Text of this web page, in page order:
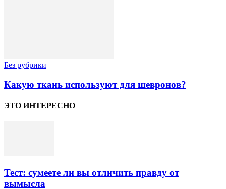
Без рубрики
Какую ткань используют для шевронов?
ЭТО ИНТЕРЕСНО
Тест: сумеете ли вы отличить правду от
вымысла